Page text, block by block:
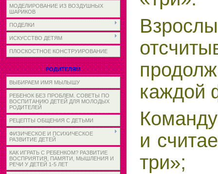
МОДЕЛИРОВАНИЕ ИЗ ВОЗДУШНЫХ
ШАРИКОВ
ПОДЕЛКИ
ИСКУССТВО ДЕТЯМ
ПЛОСКОСТНОЕ КОНСТРУИРОВАНИЕ
РОДИТЕЛЯМ
ВЫБИРАЕМ ИМЯ МЫЛЫШУ
РЕБЕНОК БЕЗ ПРОБЛЕМ. СОВЕТЫ ПО
ВОСПИТАНИЮ ДЕТЕЙ ДЛЯ МОЛОДЫХ
РОДИТЕЛЕЙ
РЕЦЕПТЫ ОБЩЕНИЯ С ДЕТЬМИ
ФИЗИЧЕСКОЕ И ПСИХИЧЕСКОЕ
РАЗВИТИЕ ДЕТЕЙ
КАК ИГРАТЬ С РЕБЕНКОМ? РАЗВИТИЕ
ВОСПРИЯТИЯ, ПАМЯТИ, МЫШЛЕНИЯ И
РЕЧИ У ДЕТЕЙ 1-5 ЛЕТ
каждой
и
три»;